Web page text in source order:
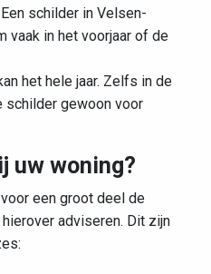
schilder in Velsen-
vaak in het voorjaar of de
het hele jaar. Zelfs in de
schilder gewoon voor
uw woning?
een groot deel de
adviseren. Dit zijn